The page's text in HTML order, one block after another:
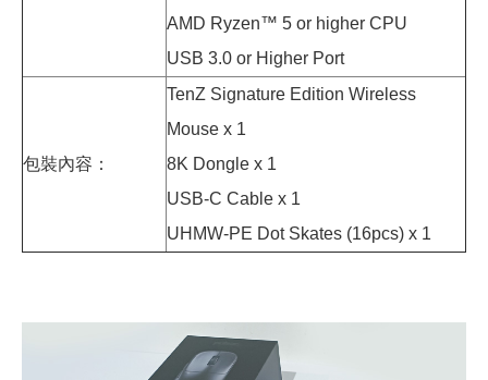
AMD Ryzen™ 5 or higher CPU
USB 3.0 or Higher Port
包裝內容：
TenZ Signature Edition Wireless
Mouse x 1
8K Dongle x 1
USB-C Cable x 1
UHMW-PE Dot Skates (16pcs) x 1